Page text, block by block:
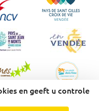
en geeft u controle